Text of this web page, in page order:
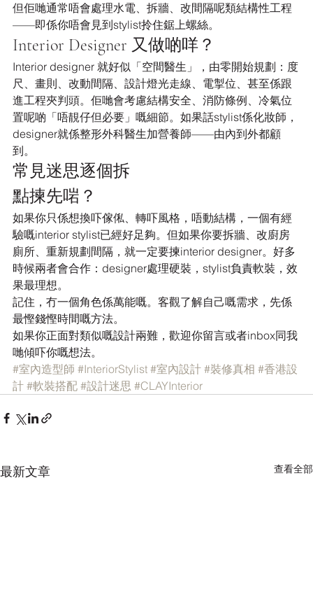
但佢哋通常唔會處理水電、拆牆、改間隔呢類結構性工程
——即係你唔會見到stylist拎住鋸上螺絲。
Interior Designer 又做啲咩？
Interior designer 就好似「空間醫生」，由零開始規劃：度
尺、畫則、改動間隔、設計燈光走線、電掣位、甚至係跟
進工程夾判頭。佢哋會考慮結構安全、消防條例、冷氣位
置呢啲「唔靚仔但必要」嘅細節。如果話stylist係化妝師，
designer就係整形外科醫生加營養師——由內到外都顧
到。
常見迷思逐個拆
點揀先啱？
如果你只係想換吓傢俬、轉吓風格，唔動結構，一個有經
驗嘅interior stylist已經好足夠。但如果你要拆牆、改廚房
廁所、重新規劃間隔，就一定要揀interior designer。好多
時候兩者會合作：designer處理硬裝，stylist負責軟裝，效
果最理想。
記住，冇一個角色係萬能嘅。客觀了解自己嘅需求，先係
最慳錢慳時間嘅方法。
如果你正面對類似嘅設計兩難，歡迎你留言或者inbox同我
哋傾吓你嘅想法。
#室內造型師 #InteriorStylist #室內設計 #裝修真相 #香港設
計 #軟裝搭配 #設計迷思 #CLAYInterior
最新文章 查看全部